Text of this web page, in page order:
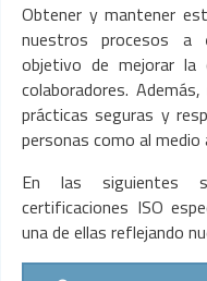
Obtener y mantener
nuestros procesos a
objetivo de mejorar la
colaboradores.
prácticas seguras y
personas como al medio
En las siguientes
certificaciones ISO
una de ellas reflejando